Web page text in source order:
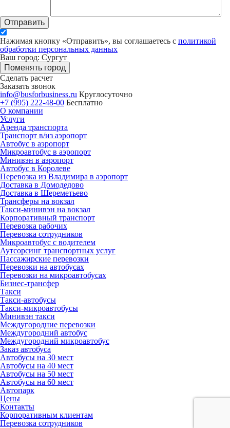
Отправить
Нажимая кнопку «Отправить», вы соглашаетесь с политикой
обработки персональных данных
Ваш город: Сургут
Поменять город
Сделать расчет
Заказать звонок
info@busforbusiness.ru Круглосуточно
+7 (995) 222-48-00 Бесплатно
О компании
Услуги
Аренда транспорта
Транспорт в/из аэропорт
Автобус в аэропорт
Микроавтобус в аэропорт
Минивэн в аэропорт
Автобус в Королеве
Перевозка из Владимира в аэропорт
Доставка в Домодедово
Доставка в Шереметьево
Трансферы на вокзал
Такси-минивэн на вокзал
Корпоративный транспорт
Перевозка рабочих
Перевозка сотрудников
Микроавтобус с водителем
Аутсорсинг транспортных услуг
Пассажирские перевозки
Перевозки на автобусах
Перевозки на микроавтобусах
Бизнес-трансфер
Такси
Такси-автобусы
Такси-микроавтобусы
Минивэн такси
Междугородние перевозки
Междугородний автобус
Междугородний микроавтобус
Заказ автобуса
Автобусы на 30 мест
Автобусы на 40 мест
Автобусы на 50 мест
Автобусы на 60 мест
Автопарк
Цены
Контакты
Корпоративным клиентам
Перевозка сотрудников